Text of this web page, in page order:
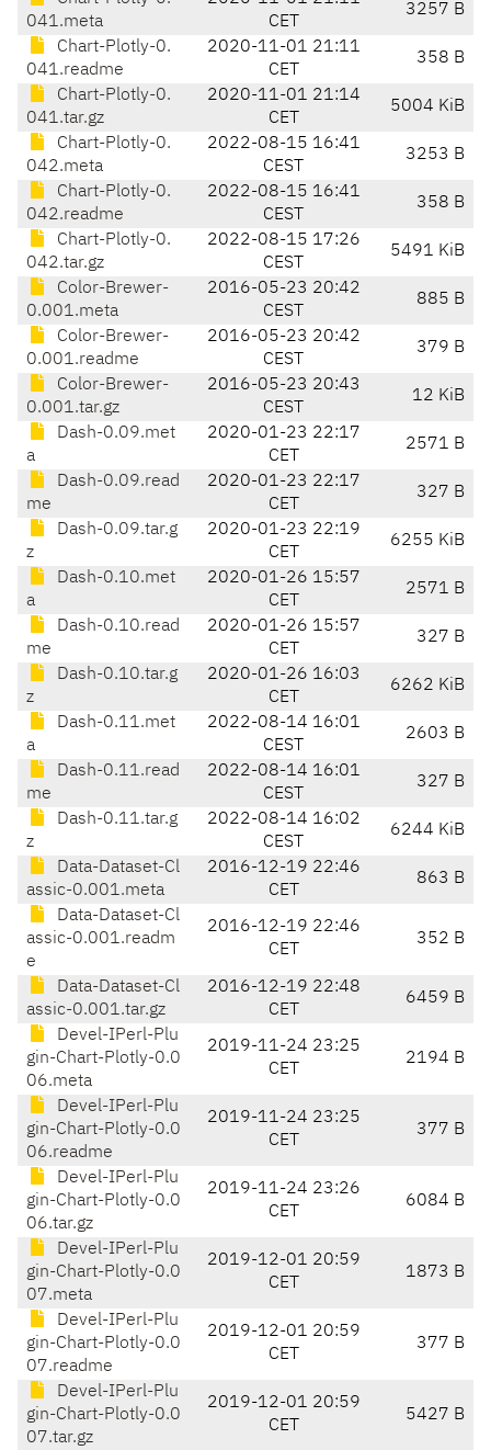
041.meta
CET
3257 B
Chart-Plotly-0.
041.readme
2020-11-01 21:11
CET
358 B
Chart-Plotly-0.
041.tar.gz
2020-11-01 21:14
CET
5004 KiB
Chart-Plotly-0.
042.meta
2022-08-15 16:41
CEST
3253 B
Chart-Plotly-0.
042.readme
2022-08-15 16:41
CEST
358 B
Chart-Plotly-0.
042.tar.gz
2022-08-15 17:26
CEST
5491 KiB
Color-Brewer-
0.001.meta
2016-05-23 20:42
CEST
885 B
Color-Brewer-
0.001.readme
2016-05-23 20:42
CEST
379 B
Color-Brewer-
0.001.tar.gz
2016-05-23 20:43
CEST
12 KiB
Dash-0.09.met
a
2020-01-23 22:17
CET
2571 B
Dash-0.09.read
me
2020-01-23 22:17
CET
327 B
Dash-0.09.tar.g
z
2020-01-23 22:19
CET
6255 KiB
Dash-0.10.met
a
2020-01-26 15:57
CET
2571 B
Dash-0.10.read
me
2020-01-26 15:57
CET
327 B
Dash-0.10.tar.g
z
2020-01-26 16:03
CET
6262 KiB
Dash-0.11.met
a
2022-08-14 16:01
CEST
2603 B
Dash-0.11.read
me
2022-08-14 16:01
CEST
327 B
Dash-0.11.tar.g
z
2022-08-14 16:02
CEST
6244 KiB
Data-Dataset-Cl
assic-0.001.meta
2016-12-19 22:46
CET
863 B
Data-Dataset-Cl
assic-0.001.readm
e
2016-12-19 22:46
CET
352 B
Data-Dataset-Cl
assic-0.001.tar.gz
2016-12-19 22:48
CET
6459 B
Devel-IPerl-Plu
gin-Chart-Plotly-0.0
06.meta
2019-11-24 23:25
CET
2194 B
Devel-IPerl-Plu
gin-Chart-Plotly-0.0
06.readme
2019-11-24 23:25
CET
377 B
Devel-IPerl-Plu
gin-Chart-Plotly-0.0
06.tar.gz
2019-11-24 23:26
CET
6084 B
Devel-IPerl-Plu
gin-Chart-Plotly-0.0
07.meta
2019-12-01 20:59
CET
1873 B
Devel-IPerl-Plu
gin-Chart-Plotly-0.0
07.readme
2019-12-01 20:59
CET
377 B
Devel-IPerl-Plu
gin-Chart-Plotly-0.0
07.tar.gz
2019-12-01 20:59
CET
5427 B